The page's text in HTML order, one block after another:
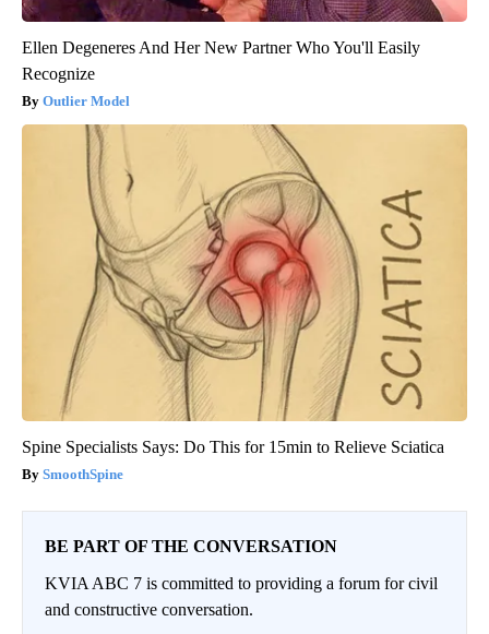
Ellen Degeneres And Her New Partner Who You'll Easily
Recognize
Outlier Model
Spine Specialists Says: Do This for 15min to Relieve Sciatica
SmoothSpine
BE PART OF THE CONVERSATION
KVIA ABC 7 is committed to providing a forum for civil
and constructive conversation.